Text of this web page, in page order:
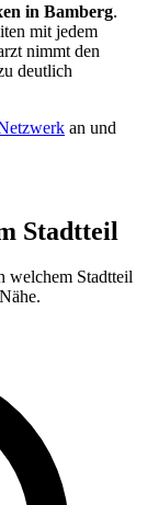
in Bamberg.
mit jedem
nimmt den
deutlich
an und
Stadtteil
welchem Stadtteil